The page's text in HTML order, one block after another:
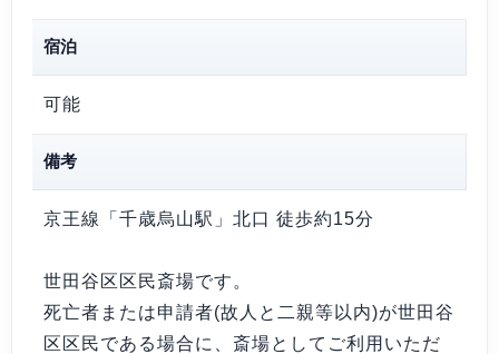
宿泊
可能
備考
京王線「千歳烏山駅」北口 徒歩約15分
世田谷区区民斎場です。
死亡者または申請者(故人と二親等以内)が世田谷
区区民である場合に、斎場としてご利用いただ